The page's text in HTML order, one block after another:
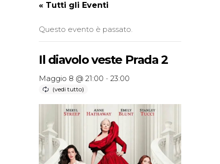
« Tutti gli Eventi
Questo evento è passato.
Il diavolo veste Prada 2
Maggio 8 @ 21:00 - 23:00